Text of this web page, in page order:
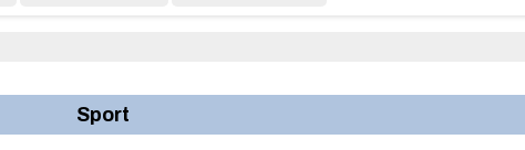
Sport